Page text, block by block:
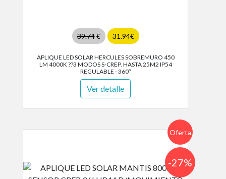
39.74€ 31.94€
APLIQUE LED SOLAR HERCULES SOBREMURO 450
LM 4000K ??3 MODOS S-CREP. HASTA 25M2 IP54
REGULABLE - 360º
Ver detalle
Oferta
-27%